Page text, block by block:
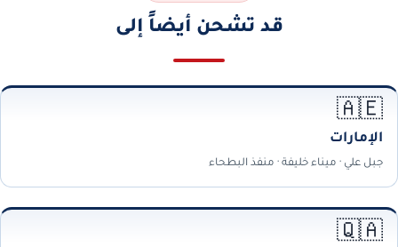
قد تشحن أيضاً إلى
🇦🇪
الإمارات
جبل علي · ميناء خليفة · منفذ البطحاء
🇶🇦